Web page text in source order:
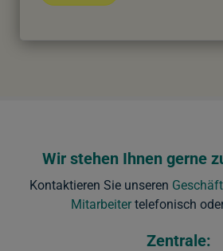
Wir stehen Ihnen gerne
Kontaktieren Sie unseren
Mitarbeitertelefonisch
Zentrale: